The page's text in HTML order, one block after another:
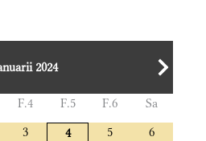
2024
F.4 F.5 F.6
Sa
3 4 5
6